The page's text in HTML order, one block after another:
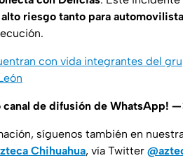
alto riesgo tanto para
con vida integrantes del
canal de difusión de WhatsApp!
síguenos también en
Chihuahua, vía Twitter